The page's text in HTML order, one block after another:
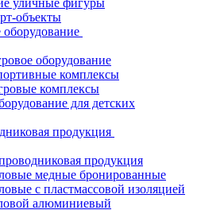
уличные фигуры
объекты
оборудование
оборудование
комплексы
комплексы
для детских
продукция
продукция
медные бронированные
с пластмассовой изоляцией
алюминиевый